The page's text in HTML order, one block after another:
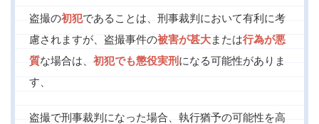
盗撮の初犯であることは、刑事裁判において有利に考
慮されますが、盗撮事件の被害が甚大または行為が悪
質な場合は、 初犯でも懲役実刑 になる可能性がありま
す、
盗撮で刑事裁判になった場合、執行猶予の可能性を高